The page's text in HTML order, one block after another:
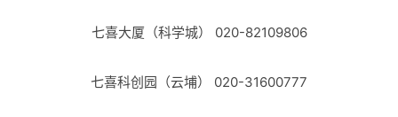
七喜大厦（科学城） 020-82109806
七喜科创园（云埔） 020-31600777